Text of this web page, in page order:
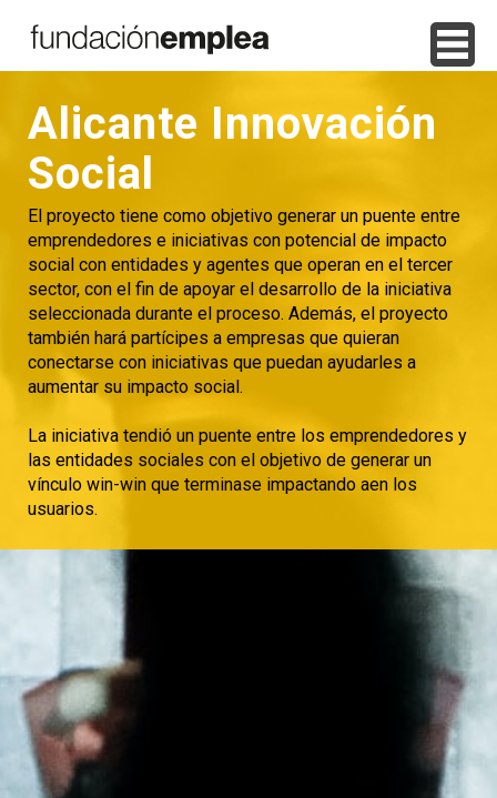
Alicante Innovación
Social
El proyecto tiene como objetivo generar un puente entre
emprendedores e iniciativas con potencial de impacto
social con entidades y agentes que operan en el tercer
sector, con el fin de apoyar el desarrollo de la iniciativa
seleccionada durante el proceso. Además, el proyecto
también hará partícipes a empresas que quieran
conectarse con iniciativas que puedan ayudarles a
aumentar su impacto social.
La iniciativa tendió un puente entre los emprendedores y
las entidades sociales con el objetivo de generar un
vínculo win-win que terminase impactando aen los
usuarios.